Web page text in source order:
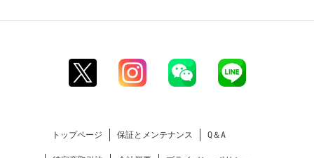
トップページ 保証とメンテナンス Q＆A